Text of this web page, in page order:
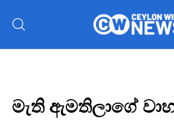
මැති ඇමතිලාගේ